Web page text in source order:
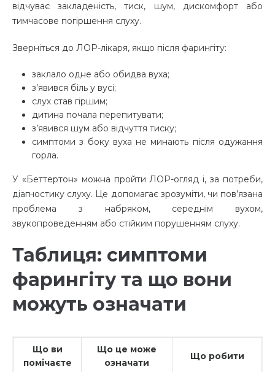
відчуває закладеність, тиск, шум, дискомфорт або
тимчасове погіршення слуху.
Зверніться до ЛОР-лікаря, якщо після фарингіту:
заклало одне або обидва вуха;
з’явився біль у вусі;
слух став гіршим;
дитина почала перепитувати;
з’явився шум або відчуття тиску;
симптоми з боку вуха не минають після одужання
горла.
У «Беттертон» можна пройти ЛОР-огляд і, за потреби,
діагностику слуху. Це допомагає зрозуміти, чи пов’язана
проблема з набряком, середнім вухом,
звукопроведенням або стійким порушенням слуху.
Таблиця: симптоми
фарингіту та що вони
можуть означати
Що ви
помічаєте
Що це може
означати
Що робити